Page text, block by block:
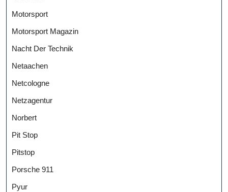
Motorsport
Motorsport Magazin
Nacht Der Technik
Netaachen
Netcologne
Netzagentur
Norbert
Pit Stop
Pitstop
Porsche 911
Pyur